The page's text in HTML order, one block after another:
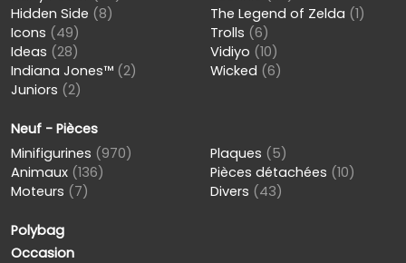
Hidden Side (8)
Icons (49)
Ideas (28)
Indiana Jones™ (2)
Juniors (2)
The Legend of Zelda (1)
Trolls (6)
Vidiyo (10)
Wicked (6)
Neuf - Pièces
Minifigurines (970)
Animaux (136)
Moteurs (7)
Plaques (5)
Pièces détachées (10)
Divers (43)
Polybag
Occasion